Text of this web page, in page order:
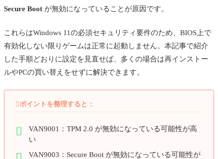
Secure Boot が無効になっていることが原因です。
これらはWindows 11の必須セキュリティ要件のため、BIOS上で
有効化しない限りゲームは正常に起動しません。本記事で紹介
した手順どおりに設定を見直せば、多くの場合は再インストー
ルやPCの買い替えをせずに解決できます。
 ポイントを整理すると：
VAN9001：TPM 2.0 が無効になっている可能性が高
い
VAN9003：Secure Boot が無効になっている可能性が